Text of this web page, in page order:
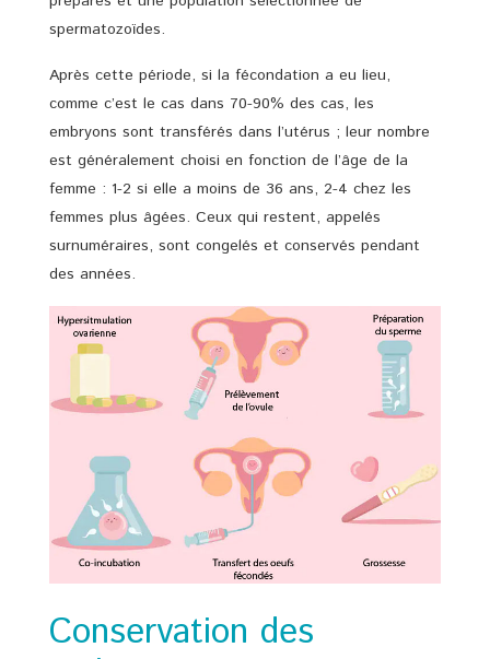
spermatozoïdes.
Après cette période, si la fécondation a eu lieu,
comme c’est le cas dans 70-90% des cas, les
embryons sont transférés dans l’utérus ; leur nombre
est généralement choisi en fonction de l’âge de la
femme : 1-2 si elle a moins de 36 ans, 2-4 chez les
femmes plus âgées. Ceux qui restent, appelés
surnuméraires, sont congelés et conservés pendant
des années.
Conservation des